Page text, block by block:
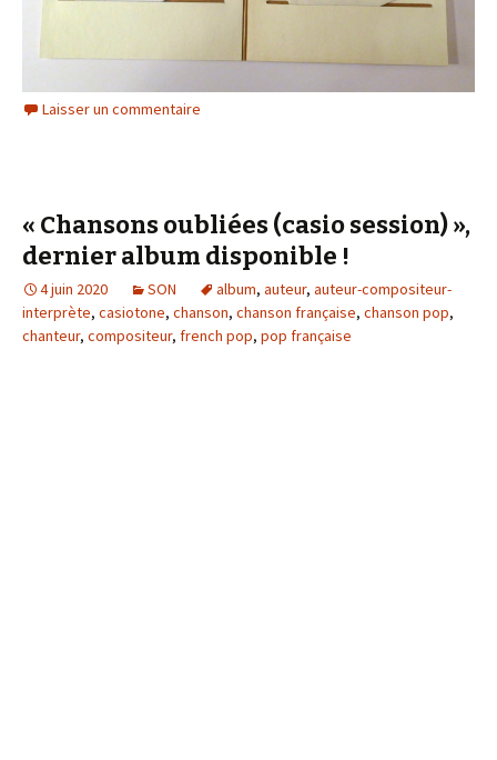
Laisser un commentaire
« Chansons oubliées (casio session) »,
dernier album disponible !
4 juin 2020 SON album, auteur, auteur-compositeur-
interprète, casiotone, chanson, chanson française, chanson pop,
chanteur, compositeur, french pop, pop française